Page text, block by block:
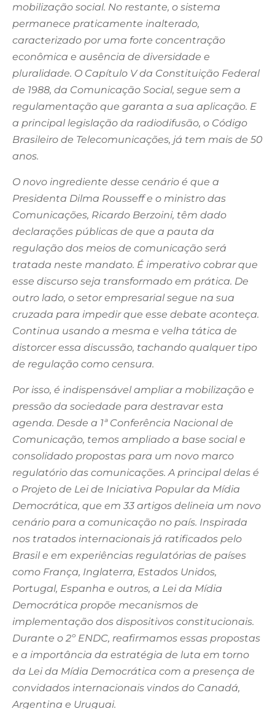
mobilização social. No restante, o sistema
permanece praticamente inalterado,
caracterizado por uma forte concentração
econômica e ausência de diversidade e
pluralidade. O Capítulo V da Constituição Federal
de 1988, da Comunicação Social, segue sem a
regulamentação que garanta a sua aplicação. E
a principal legislação da radiodifusão, o Código
Brasileiro de Telecomunicações, já tem mais de 50
anos.
O novo ingrediente desse cenário é que a
Presidenta Dilma Rousseff e o ministro das
Comunicações, Ricardo Berzoini, têm dado
declarações públicas de que a pauta da
regulação dos meios de comunicação será
tratada neste mandato. É imperativo cobrar que
esse discurso seja transformado em prática. De
outro lado, o setor empresarial segue na sua
cruzada para impedir que esse debate aconteça.
Continua usando a mesma e velha tática de
distorcer essa discussão, tachando qualquer tipo
de regulação como censura.
Por isso, é indispensável ampliar a mobilização e
pressão da sociedade para destravar esta
agenda. Desde a 1ª Conferência Nacional de
Comunicação, temos ampliado a base social e
consolidado propostas para um novo marco
regulatório das comunicações. A principal delas é
o Projeto de Lei de Iniciativa Popular da Mídia
Democrática, que em 33 artigos delineia um novo
cenário para a comunicação no país. Inspirada
nos tratados internacionais já ratificados pelo
Brasil e em experiências regulatórias de países
como França, Inglaterra, Estados Unidos,
Portugal, Espanha e outros, a Lei da Mídia
Democrática propõe mecanismos de
implementação dos dispositivos constitucionais.
Durante o 2º ENDC, reafirmamos essas propostas
e a importância da estratégia de luta em torno
da Lei da Mídia Democrática com a presença de
convidados internacionais vindos do Canadá,
Argentina e Uruguai.